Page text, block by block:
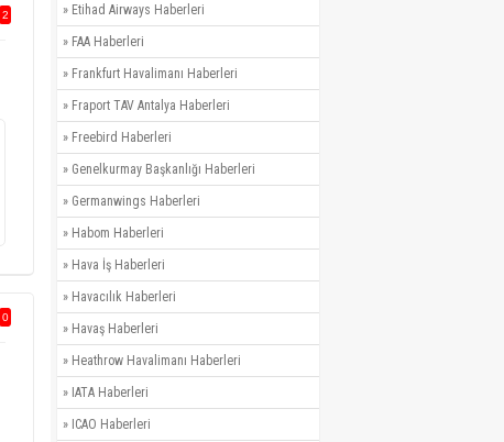
2
0
» Etihad Airways Haberleri
» FAA Haberleri
» Frankfurt Havalimanı Haberleri
» Fraport TAV Antalya Haberleri
» Freebird Haberleri
» Genelkurmay Başkanlığı Haberleri
» Germanwings Haberleri
» Habom Haberleri
» Hava İş Haberleri
» Havacılık Haberleri
» Havaş Haberleri
» Heathrow Havalimanı Haberleri
» IATA Haberleri
» ICAO Haberleri